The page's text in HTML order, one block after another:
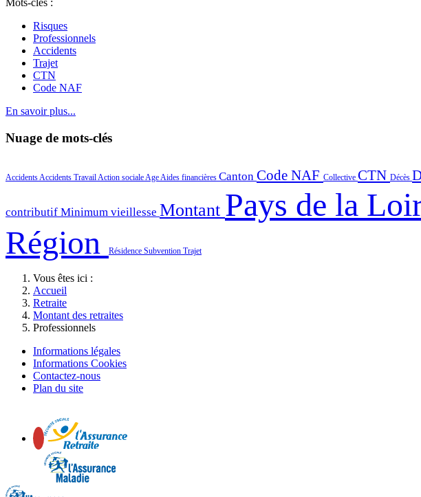
Mots-clés :
Risques
Professionnels
Accidents
Trajet
CTN
Code NAF
En savoir plus...
Nuage de mots-clés
Accidents Accidents Travail Action sociale Age Aides financières Canton Code NAF Collective CTN Décès
contributif Minimum vieillesse Montant Pays de la
Région
Résidence Subvention Trajet
Vous êtes ici :
Accueil
Retraite
Montant des retraites
Professionnels
Informations légales
Informations Cookies
Contactez-nous
Plan du site